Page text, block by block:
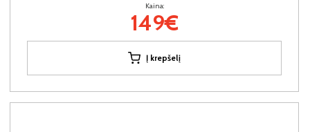
Kaina:
149€
Į krepšelį